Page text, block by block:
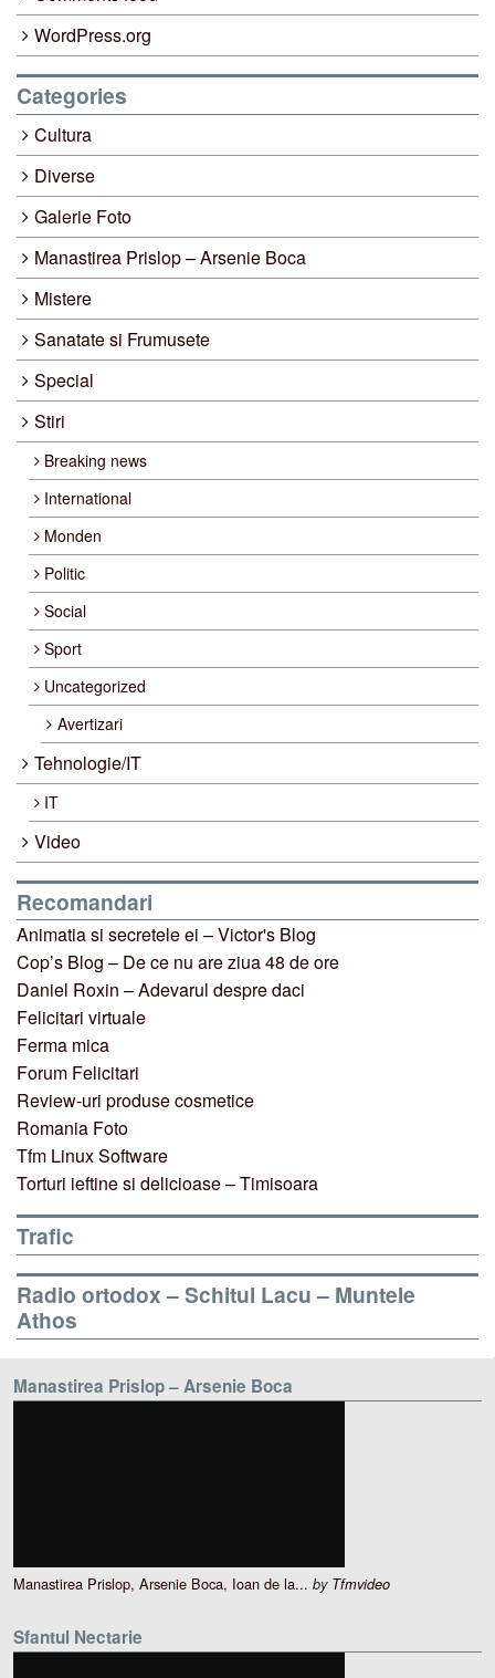
WordPress.org
Categories
Cultura
Diverse
Galerie Foto
Manastirea Prislop – Arsenie Boca
Mistere
Sanatate si Frumusete
Special
Stiri
Breaking news
International
Monden
Politic
Social
Sport
Uncategorized
Avertizari
Tehnologie/IT
IT
Video
Recomandari
Animatia si secretele ei – Victor's Blog
Cop’s Blog – De ce nu are ziua 48 de ore
Daniel Roxin – Adevarul despre daci
Felicitari virtuale
Ferma mica
Forum Felicitari
Review-uri produse cosmetice
Romania Foto
Tfm Linux Software
Torturi ieftine si delicioase – Timisoara
Trafic
Radio ortodox – Schitul Lacu – Muntele
Athos
Manastirea Prislop – Arsenie Boca
Manastirea Prislop, Arsenie Boca, Ioan de la... by Tfmvideo
Sfantul Nectarie